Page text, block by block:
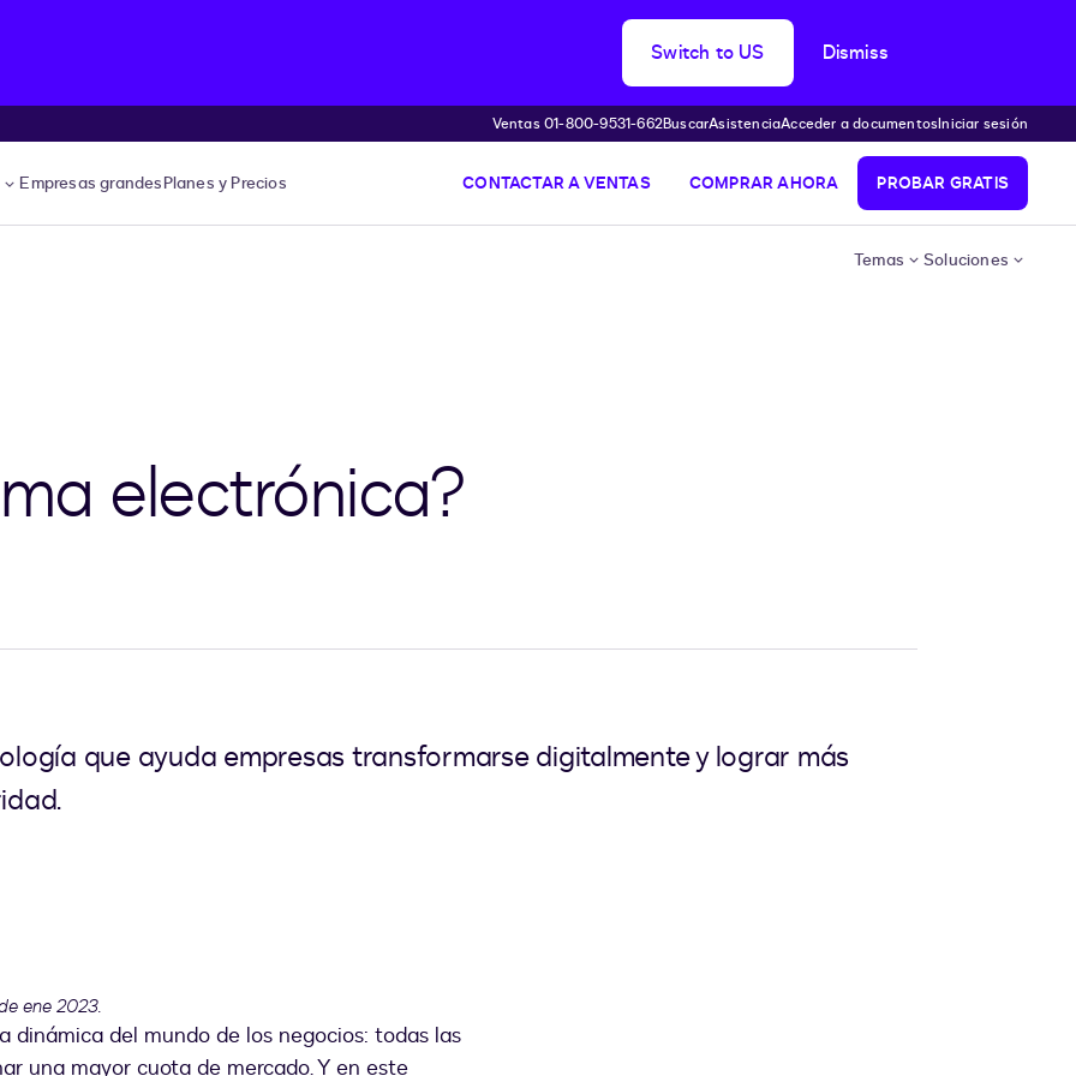
Switch to US Dismiss
Ventas 01-800-9531-662BuscarAsistenciaAcceder a documentosIniciar sesión
Empresas grandesPlanes y Precios CONTACTAR A VENTAS COMPRAR AHORA PROBAR GRATIS
Temas Soluciones
electrónica?
que ayuda empresas transformarse digitalmente y lograr más
ene 2023.
del mundo de los negocios: todas las
una mayor cuota de mercado. Y en este